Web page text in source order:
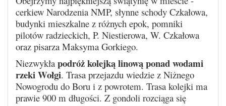
cerkiew Narodzenia NMP, słynne schody Czkałowa,
budynki mieszkalne z różnych epok, pomniki
pilotów radzieckich, P. Niestierowa, W. Czkałowa
oraz pisarza Maksyma Gorkiego.
Niezwykła podróż kolejką linową ponad wodami
rzeki Wołgi. Trasa przejazdu wiedzie z Niżnego
Nowogrodu do Boru i z powrotem. Trasa kolejki ma
prawie 900 m długości. Z gondoli rozciąga się